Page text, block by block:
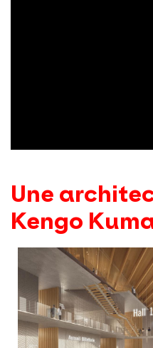
Une
Kengo